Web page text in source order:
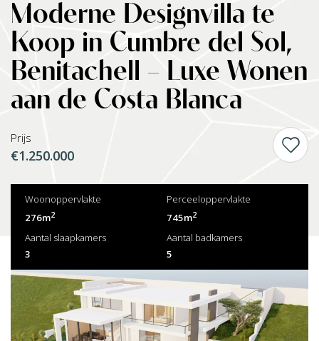
Moderne Designvilla te
Koop in Cumbre del Sol,
Benitachell – Luxe Wonen
aan de Costa Blanca
Prijs
€1.250.000
Woonoppervlakte
276m2
Perceeloppervlakte
745m2
Aantal slaapkamers
3
Aantal badkamers
5